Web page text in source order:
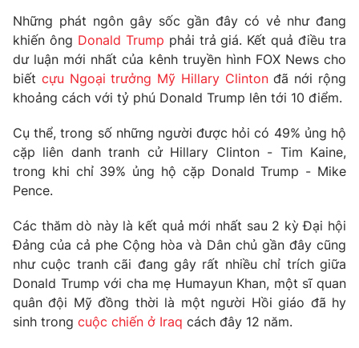
Câu chuyện quốc tế
Tài chính
Thị trường
Góc doanh nghiệp
Dữ liệu và đời sống
Truyền hình
Hậu trường
Nhân vật
Giải sao mai
Giải trí
Điện ảnh
Âm nhạc
Sao
Đời sống
Làm đẹp
Chất lượng cuộc sống
Giáo dục
Tuyển sinh
Học trực tuyến
Công nghệ
Hitech Công nghệ tương lai
Sản phẩm
Giao lưu trực tuyến
Những phát ngôn gây sốc gần đây có vẻ như đang
khiến ông Donald Trump phải trả giá. Kết quả điều tra
dư luận mới nhất của kênh truyền hình FOX News cho
biết cựu Ngoại trưởng Mỹ Hillary Clintonđã nới rộng
khoảng cách với tỷ phú Donald Trump lên tới 10 điểm.
Cụ thể, trong số những người được hỏi có 49% ủng hộ
cặp liên danh tranh cử Hillary Clinton - Tim Kaine,
trong khi chỉ 39% ủng hộ cặp Donald Trump - Mike
Pence.
Các thăm dò này là kết quả mới nhất sau 2 kỳ Đại hội
Đảng của cả phe Cộng hòa và Dân chủ gần đây cũng
như cuộc tranh cãi đang gây rất nhiều chỉ trích giữa
Donald Trump với cha mẹ Humayun Khan, một sĩ quan
quân đội Mỹ đồng thời là một người Hồi giáo đã hy
sinh trong cuộc chiến ở Iraq cách đây 12 năm.